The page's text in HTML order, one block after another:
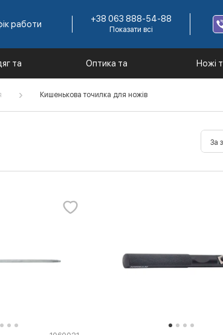
работи
+38 063 888-54-88
Показати всі
та Оптика та
комплектуючі
Ножі
Кишенькова точилка для ножів